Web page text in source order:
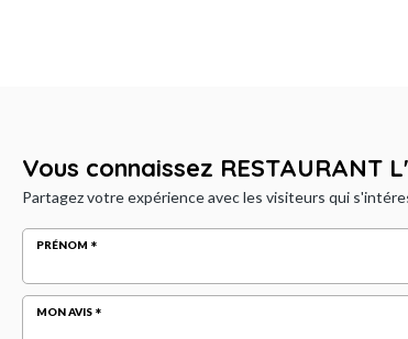
Vous connaissez RESTAURANT
Partagez votre expérience avec les visiteurs qui
PRÉNOM
MON AVIS